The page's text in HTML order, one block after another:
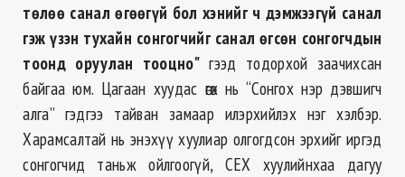
төлөө санал өгөөгүй бол хэнийг ч дэмжээгүй санал
гэж үзэн тухайн сонгогчийг санал өгсөн сонгогчдын
тоонд оруулан тооцно"гээд тодорхой заачихсан
байгаа юм. Цагаан хуудас өгөх нь “Сонгох нэр дэвшигч
алга” гэдгээ тайван замаар илэрхийлэх нэг хэлбэр.
Харамсалтай нь энэхүү хуулиар олгогдсон эрхийг иргэд
сонгогчид таньж ойлгоогүй, СЕХ хуулийнхаа дагуу